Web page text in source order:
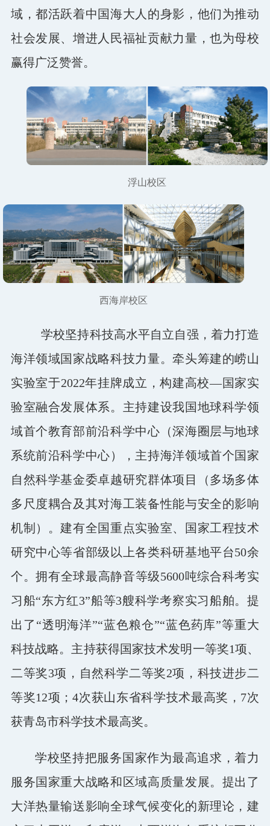
域，都活跃着中国海大人的身影，他们为推动
社会发展、增进人民福祉贡献力量，也为母校
赢得广泛赞誉。
浮山校区
西海岸校区
学校坚持科技高水平自立自强，着力打造
海洋领域国家战略科技力量。牵头筹建的崂山
实验室于2022年挂牌成立，构建高校—国家实
验室融合发展体系。主持建设我国地球科学领
域首个教育部前沿科学中心（深海圈层与地球
系统前沿科学中心），主持海洋领域首个国家
自然科学基金委卓越研究群体项目（多场多体
多尺度耦合及其对海工装备性能与安全的影响
机制）。建有全国重点实验室、国家工程技术
研究中心等省部级以上各类科研基地平台50余
个。拥有全球最高静音等级5600吨综合科考实
习船“东方红3”船等3艘科学考察实习船舶。提
出了“透明海洋”“蓝色粮仓”“蓝色药库”等重大
科技战略。主持获得国家技术发明一等奖1项、
二等奖3项，自然科学二等奖2项，科技进步二
等奖12项；4次获山东省科学技术最高奖，7次
获青岛市科学技术最高奖。
学校坚持把服务国家作为最高追求，着力
服务国家重大战略和区域高质量发展。提出了
大洋热量输送影响全球气候变化的新理论，建